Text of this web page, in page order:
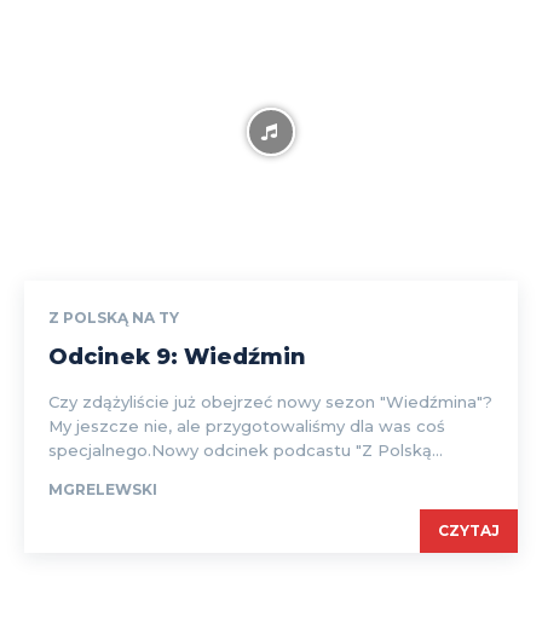
Z POLSKĄ NA TY
Odcinek 9: Wiedźmin
Czy zdążyliście już obejrzeć nowy sezon "Wiedźmina"?
My jeszcze nie, ale przygotowaliśmy dla was coś
specjalnego.Nowy odcinek podcastu "Z Polską...
MGRELEWSKI
CZYTAJ